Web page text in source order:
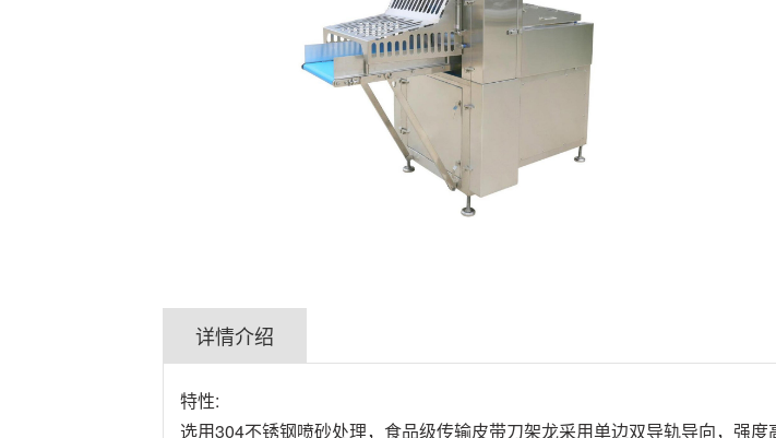
详情介绍
特性:
选用304不锈钢喷砂处理，食品级传输皮带刀架龙采用单边双导轨导向，强